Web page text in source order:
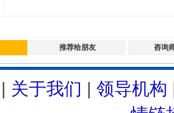
推荐给朋友 咨询
| 关于我们 | 领导机构